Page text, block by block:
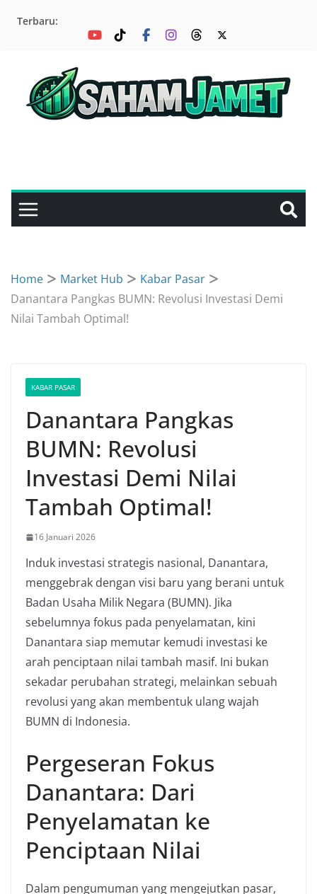
Terbaru:
Home Market Hub
Kabar Pasar
Danantara Pangkas BUMN: Revolusi Investasi Demi
Nilai Tambah Optimal!
KABAR PASAR
Danantara Pangkas
BUMN: Revolusi
Investasi Demi Nilai
Tambah Optimal!
16 Januari 2026
Induk investasi strategis nasional, Danantara,
menggebrak dengan visi baru yang berani untuk
Badan Usaha Milik Negara (BUMN). Jika
sebelumnya fokus pada penyelamatan, kini
Danantara siap memutar kemudi investasi ke
arah penciptaan nilai tambah masif. Ini bukan
sekadar perubahan strategi, melainkan sebuah
revolusi yang akan membentuk ulang wajah
BUMN di Indonesia.
Pergeseran Fokus
Danantara: Dari
Penyelamatan ke
Penciptaan Nilai
Dalam pengumuman yang mengejutkan pasar,